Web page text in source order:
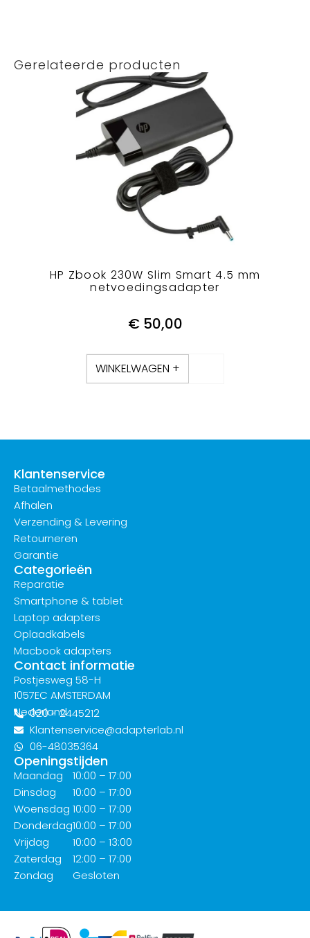
Gerelateerde producten
HP Zbook 230W Slim Smart 4.5 mm
netvoedingsadapter
€50,00
WINKELWAGEN +
Klantenservice
Betaalmethodes
Afhalen
Verzending & Levering
Retourneren
Garantie
Categorieën
Reparatie
Smartphone & tablet
Laptop adapters
Oplaadkabels
Macbook adapters
Contact informatie
Postjesweg 58-H
1057EC AMSTERDAM
Nederland
020 - 2445212
Klantenservice@adapterlab.nl
06-48035364
Openingstijden
Maandag
Dinsdag
Woensdag
Donderdag
Vrijdag
Zaterdag
Zondag
10:00 – 17:00
10:00 – 17:00
10:00 – 17:00
10:00 – 17:00
10:00 – 13:00
12:00 – 17:00
Gesloten